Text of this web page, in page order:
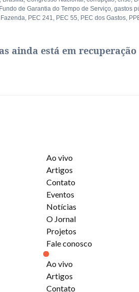
Fundo de Garantia do Tempo de Serviço, gastos
, PEC 241, PEC 55, PEC dos Gastos,
ainda está em recuperação
Ao vivo
Artigos
Contato
Eventos
Notícias
O Jornal
Projetos
Fale conosco
Ao vivo
Artigos
Contato